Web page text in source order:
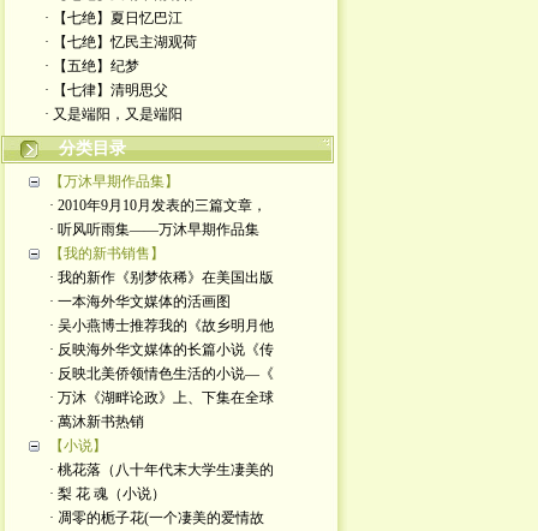
· 【七绝】夏日忆巴江
· 【七绝】忆民主湖观荷
· 【五绝】纪梦
· ​【七律】清明思父
· 又是端阳，又是端阳
分类目录
【万沐早期作品集】
· 2010年9月10月发表的三篇文章，
· 听风听雨集——万沐早期作品集
【我的新书销售】
· 我的新作《别梦依稀》在美国出版
· 一本海外华文媒体的活画图
· 吴小燕博士推荐我的《故乡明月他
· 反映海外华文媒体的长篇小说《传
· 反映北美侨领情色生活的小说—《
· 万沐《湖畔论政》上、下集在全球
· 萬沐新书热销
【小说】
· 桃花落（八十年代末大学生凄美的
· 梨 花 魂（小说）
· 凋零的栀子花(一个凄美的爱情故